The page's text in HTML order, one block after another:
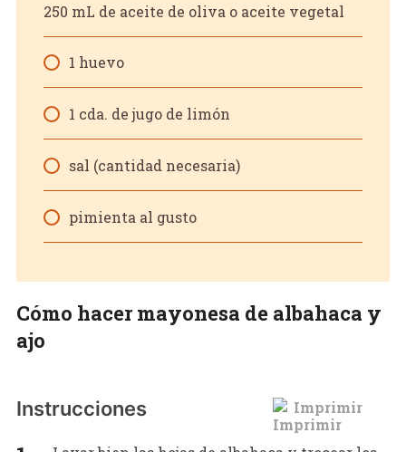
250 mL de aceite de oliva o aceite vegetal
1 huevo
1 cda. de jugo de limón
sal (cantidad necesaria)
pimienta al gusto
Cómo hacer mayonesa de albahaca y
ajo
Imprimir
Instrucciones